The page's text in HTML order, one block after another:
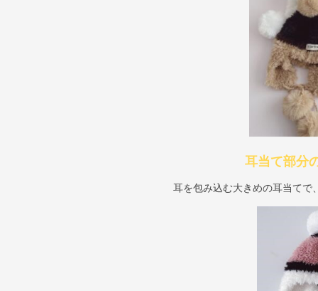
耳当て部分
耳を包み込む大きめの耳当てで